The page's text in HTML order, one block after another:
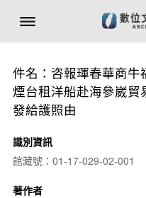
件名：咨報琿春華商牛
煙台租洋船赴海參崴
發給護照由
識別資訊
館藏號：01-17-029-02-001
著作者